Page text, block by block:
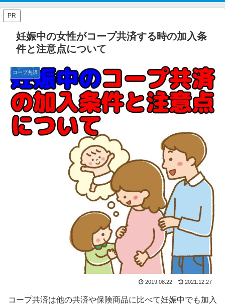
PR
妊娠中の女性がコープ共済する時の加入条
件と注意点について
コープ共済
2019.08.22 2021.12.27
コープ共済は他の共済や保険商品に比べて妊娠中でも加入